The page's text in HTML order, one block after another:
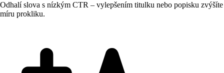
Odhalí slova s nízkým CTR – vylepšením titulku nebo popisku zvýšíte
míru prokliku.